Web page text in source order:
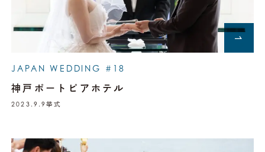
JAPAN WEDDING #18
神戸ポートピアホテル
2023.9.9挙式